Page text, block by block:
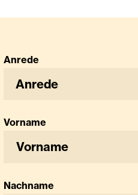
Anrede
Anrede
Vorname
Nachname